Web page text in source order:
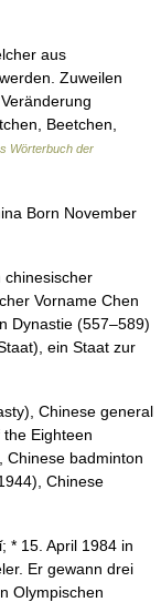
aus
Zuweilen
Beetchen,
Wörterbuch der
Born November
Vorname Chen
Dynastie (557–589)
ein Staat zur
Chinese general
Eighteen
Chinese badminton
Chinese
* 15. April 1984 in
Er gewann drei
Olympischen